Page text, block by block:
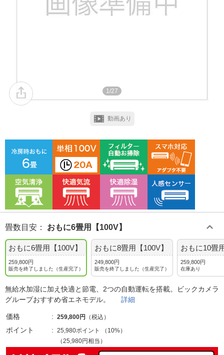
1/27
動画あり
畳数目安 ： おもに6畳用【100V】
おもに6畳用【100V】
259,800円
販売を終了しました（生産完了）
おもに8畳用【100V】
249,800円
販売を終了しました（生産完了）
おもに10畳
259,800円
在庫あり
無給水加湿に加え快適と節電、2つの自動運転を搭載。ビックカメラ
グループおすすめ省エネモデル。 詳細
価格 259,800円 （税込）
ポイント 25,980ポイント （ 10%）
（25,980円相当）